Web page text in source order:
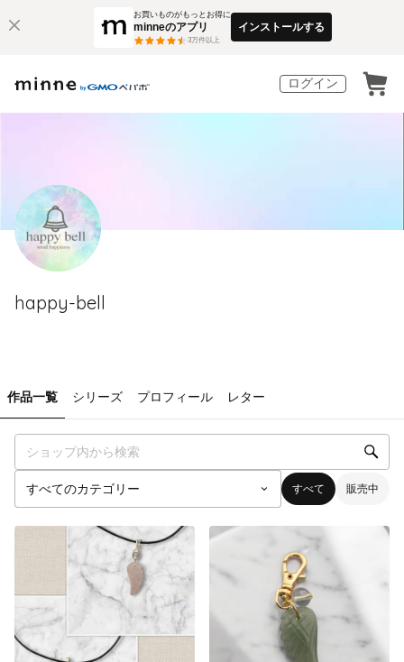
お買いものがもっとお得に
minneのアプリ
3万件以上
インストールする
ログイン
happy-bell
作品一覧 シリーズ プロフィール レター
すべて 販売中